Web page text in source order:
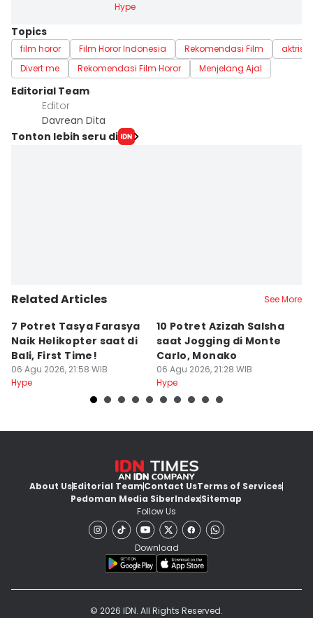
Hype
Topics
film horor Film Horor Indonesia Rekomendasi Film
aktris
Divert me
Rekomendasi Film Horor Menjelang Ajal
Editorial Team
Editor
Davrean Dita
Tonton lebih seru di
Related Articles See More
7 Potret Tasya Farasya
Naik Helikopter saat di
Bali, First Time!
06 Agu 2026, 21:58 WIB
Hype
10 Potret Azizah Salsha
saat Jogging di Monte
Carlo, Monako
06 Agu 2026, 21:28 WIB
Hype
About UsEditorial TeamContact UsTerms of Services
Pedoman Media SiberIndexSitemap
Follow Us
Download
© 2026 IDN. All Rights Reserved.